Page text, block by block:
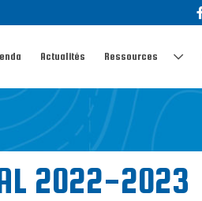
Actualités Ressources
2022-2023